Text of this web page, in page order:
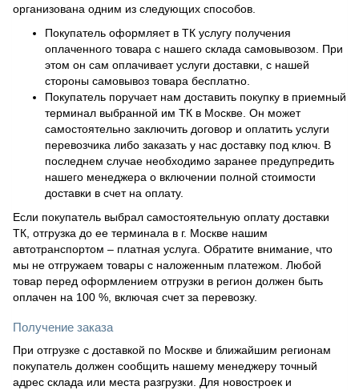
организована одним из следующих способов.
Покупатель оформляет в ТК услугу получения
оплаченного товара с нашего склада самовывозом. При
этом он сам оплачивает услуги доставки, с нашей
стороны самовывоз товара бесплатно.
Покупатель поручает нам доставить покупку в приемный
терминал выбранной им ТК в Москве. Он может
самостоятельно заключить договор и оплатить услуги
перевозчика либо заказать у нас доставку под ключ. В
последнем случае необходимо заранее предупредить
нашего менеджера о включении полной стоимости
доставки в счет на оплату.
Если покупатель выбрал самостоятельную оплату доставки
ТК, отгрузка до ее терминала в г. Москве нашим
автотранспортом – платная услуга. Обратите внимание, что
мы не отгружаем товары с наложенным платежом. Любой
товар перед оформлением отгрузки в регион должен быть
оплачен на 100 %, включая счет за перевозку.
Получение заказа
При отгрузке с доставкой по Москве и ближайшим регионам
покупатель должен сообщить нашему менеджеру точный
адрес склада или места разгрузки. Для новостроек и